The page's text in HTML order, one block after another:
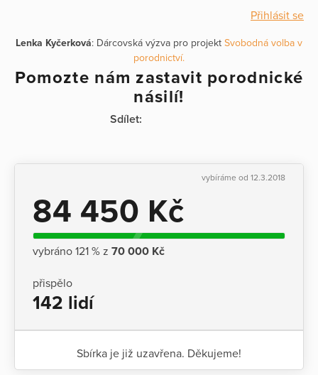
Přihlásit se
Lenka Kyčerková: Dárcovská výzva pro projekt Svobodná volba v
porodnictví.
Pomozte nám zastavit porodnické
násilí!
Sdílet:
vybíráme od 12.3.2018
84 450 Kč
vybráno 121 % z 70 000 Kč
přispělo
142 lidí
Sbírka je již uzavřena. Děkujeme!